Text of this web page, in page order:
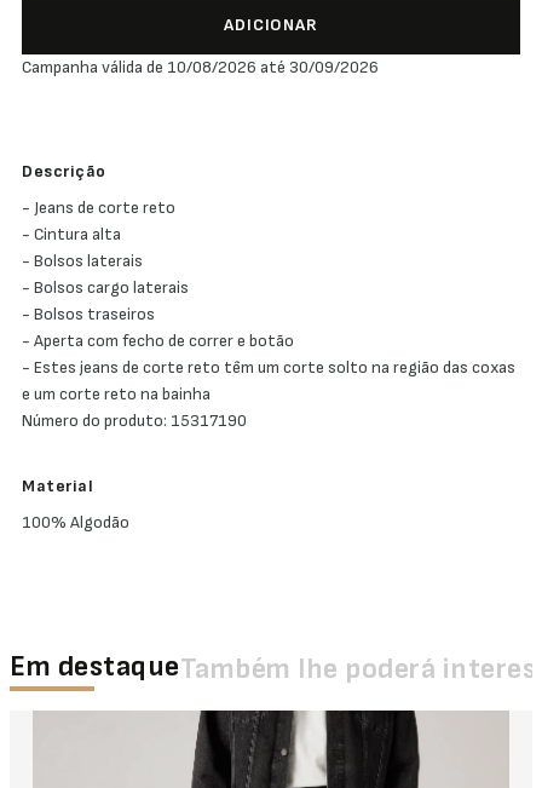
ADICIONAR
Campanha válida de 10/08/2026 até 30/09/2026
Descrição
- Jeans de corte reto
- Cintura alta
- Bolsos laterais
- Bolsos cargo laterais
- Bolsos traseiros
- Aperta com fecho de correr e botão
- Estes jeans de corte reto têm um corte solto na região das coxas
e um corte reto na bainha
Número do produto: 15317190
Material
100% Algodão
Em destaqueTambém lhe poderá